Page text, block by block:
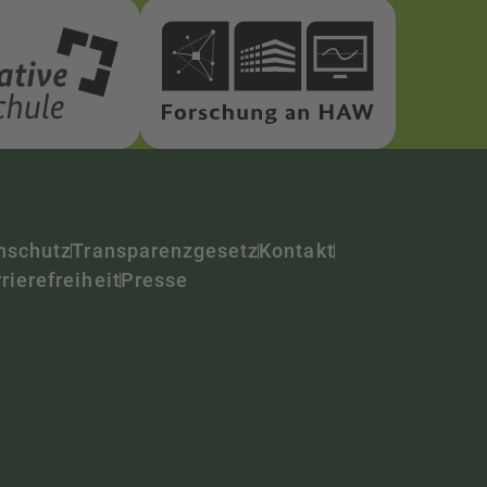
TransparenzgesetzKontakt
Presse